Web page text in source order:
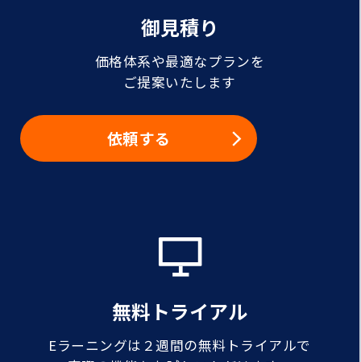
御見積り
価格体系や最適なプランを
ご提案いたします
依頼する
無料トライアル
Eラーニングは２週間の無料トライアルで